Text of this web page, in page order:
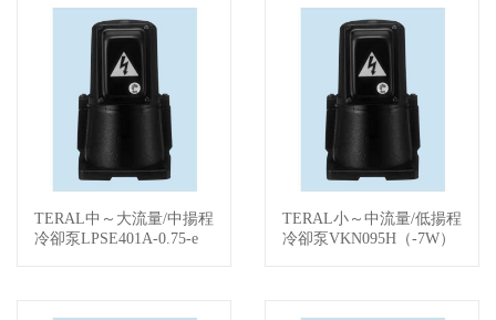
查看詳情
TERAL中～大流量/中揚程
冷卻泵LPSE401A-0.75-e
查看詳情
TERAL小～中流量/低揚程
冷卻泵VKN095H（-7W）